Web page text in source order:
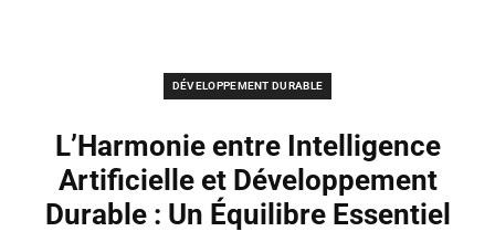
DÉVELOPPEMENT DURABLE
L’Harmonie entre Intelligence
Artificielle et Développement
Durable : Un Équilibre Essentiel